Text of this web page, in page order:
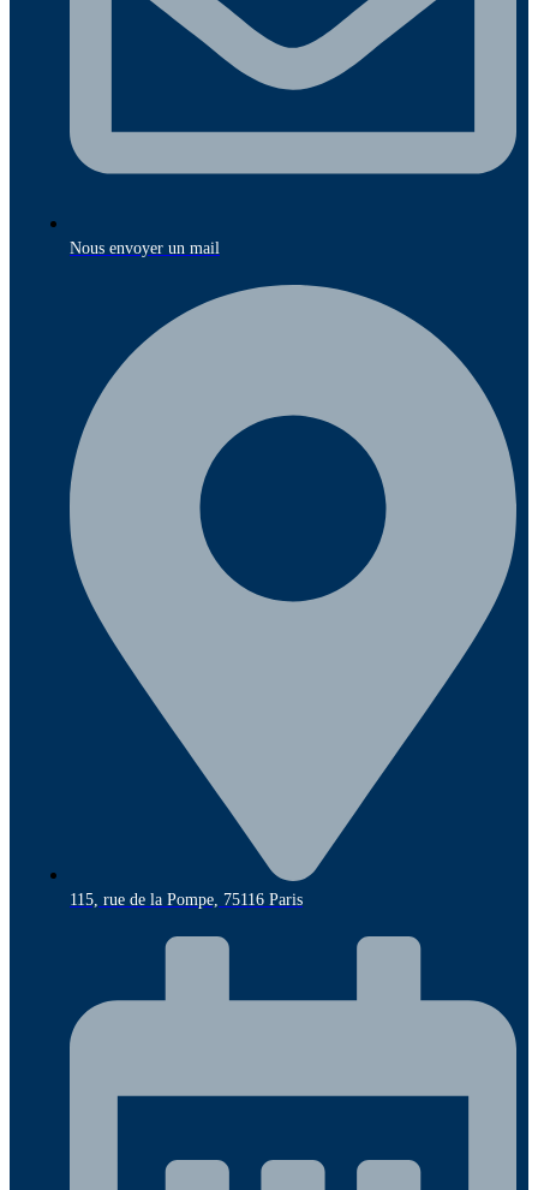
Nous envoyer un mail
115, rue de la Pompe, 75116 Paris